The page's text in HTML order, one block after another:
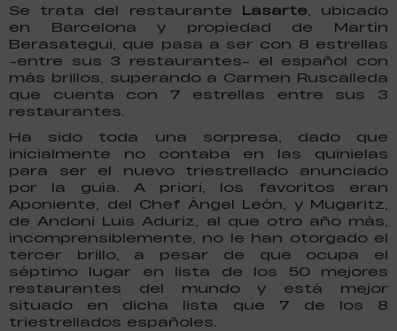
Se trata del restaurante Lasarte, ubicado
en Barcelona y propiedad de Martín
Berasategui, que pasa a ser con 8 estrellas
-entre sus 3 restaurantes- el español con
más brillos, superando a Carmen Ruscalleda
que cuenta con 7 estrellas entre sus 3
restaurantes.
Ha sido toda una sorpresa, dado que
inicialmente no contaba en las quinielas
para ser el nuevo triestrellado anunciado
por la guía. A priori, los favoritos eran
Aponiente, del Chef Ángel León, y Mugaritz,
de Andoni Luis Aduriz, al que otro año más,
incomprensiblemente, no le han otorgado el
tercer brillo, a pesar de que ocupa el
séptimo lugar en lista de los 50 mejores
restaurantes del mundo y está mejor
situado en dicha lista que 7 de los 8
triestrellados españoles.